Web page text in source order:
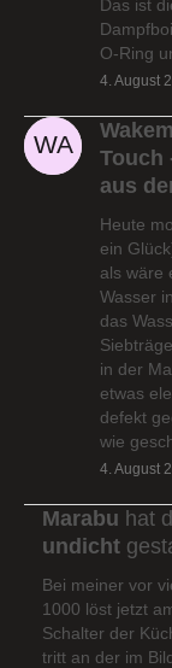
Das ist
O-Ring
4. August
Touch
aus
Heute
ein
als wäre
Wasser
das
in der
etwas
defekt
wie
4. August
Marabu hat
undicht
Bei meiner vor
1000 löst jetzt
Schalter der
tritt an der im